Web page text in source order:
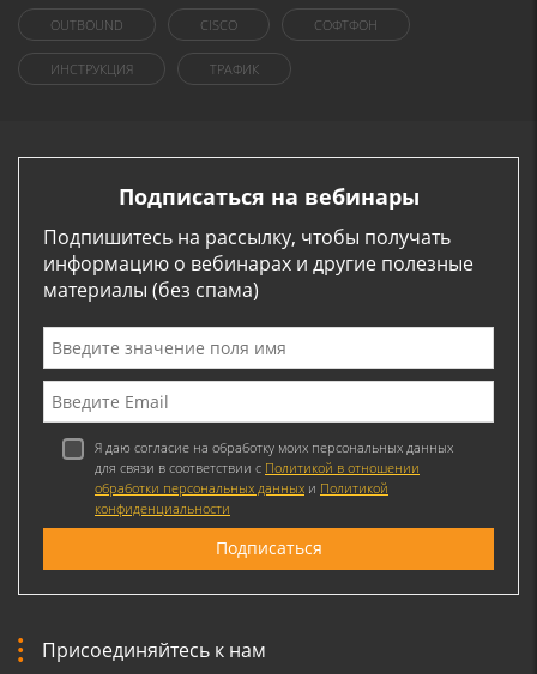
OUTBOUND CISCO СОФТФОН
ИНСТРУКЦИЯ ТРАФИК
Подписаться на вебинары
Подпишитесь на рассылку, чтобы получать
информацию о вебинарах и другие полезные
материалы (без спама)
Я даю согласие на обработку моих персональных данных
для связи в соответствии с Политикой в отношении
обработки персональных данных и Политикой
конфиденциальности
Присоединяйтесь к нам